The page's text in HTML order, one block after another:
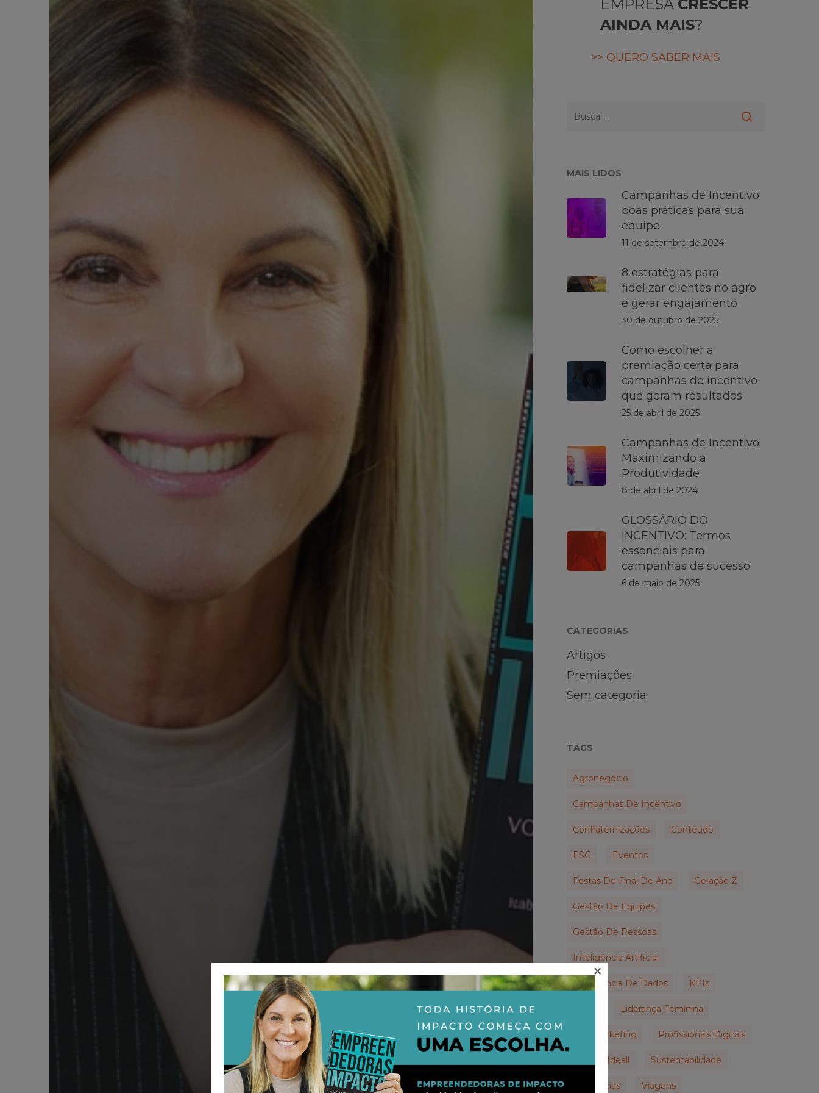
EMPRESA CRESCER
AINDA MAIS?
>> QUERO SABER MAIS
MAIS LIDOS
Campanhas de Incentivo:
boas práticas para sua
equipe
11 de setembro de 2024
8 estratégias para
fidelizar clientes no agro
e gerar engajamento
30 de outubro de 2025
Como escolher a
premiação certa para
campanhas de incentivo
que geram resultados
25 de abril de 2025
Campanhas de Incentivo:
Maximizando a
Produtividade
8 de abril de 2024
GLOSSÁRIO DO
INCENTIVO: Termos
essenciais para
campanhas de sucesso
6 de maio de 2025
CATEGORIAS
Artigos
Premiações
Sem categoria
TAGS
Agronegócio
Campanhas De Incentivo
Confraternizações Conteúdo
ESG Eventos
Festas De Final De Ano Geração Z
Gestão De Equipes
Gestão De Pessoas
Inteligência Artificial
Inteligência De Dados KPIs
Liderança Feminina
Live Marketing Profissionais Digitais
Prêmio Ideall Sustentabilidade
Tendências Viagens
×